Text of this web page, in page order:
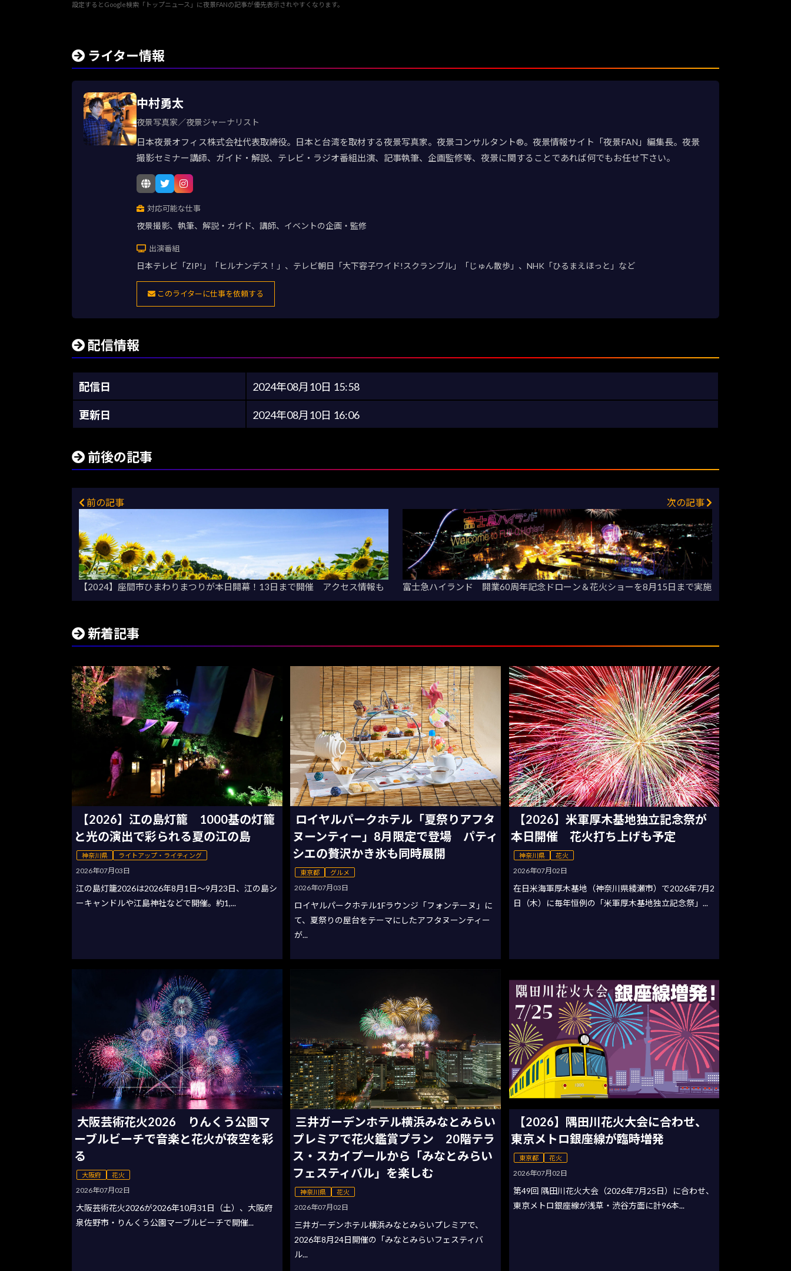
設定するとGoogle検索「トップニュース」に夜景FANの記事が優先表示されやすくなります。
ライター情報
中村勇太
夜景写真家／夜景ジャーナリスト
日本夜景オフィス株式会社代表取締役。日本と台湾を取材する夜景写真家。夜景コンサルタント®。夜景情報サイト「夜景FAN」編集長。夜景
撮影セミナー講師、ガイド・解説、テレビ・ラジオ番組出演、記事執筆、企画監修等、夜景に関することであれば何でもお任せ下さい。
対応可能な仕事
夜景撮影、執筆、解説・ガイド、講師、イベントの企画・監修
出演番組
日本テレビ「ZIP!」「ヒルナンデス！」、テレビ朝日「大下容子ワイド!スクランブル」「じゅん散歩」、NHK「ひるまえほっと」など
このライターに仕事を依頼する
配信情報
配信日 2024年08月10日 15:58
更新日 2024年08月10日 16:06
前後の記事
前の記事
【2024】座間市ひまわりまつりが本日開幕！13日まで開催 アクセス情報も
次の記事
富士急ハイランド 開業60周年記念ドローン＆花火ショーを8月15日まで実施
新着記事
【2026】江の島灯籠 1000基の灯籠
と光の演出で彩られる夏の江の島
神奈川県 ライトアップ・ライティング
2026年07月03日
江の島灯籠2026は2026年8月1日〜9月23日、江の島シ
ーキャンドルや江島神社などで開催。約1,...
ロイヤルパークホテル「夏祭りアフタ
ヌーンティー」8月限定で登場 パティ
シエの贅沢かき氷も同時展開
東京都 グルメ
2026年07月03日
ロイヤルパークホテル1Fラウンジ「フォンテーヌ」に
て、夏祭りの屋台をテーマにしたアフタヌーンティー
が...
【2026】米軍厚木基地独立記念祭が
本日開催 花火打ち上げも予定
神奈川県 花火
2026年07月02日
在日米海軍厚木基地（神奈川県綾瀬市）で2026年7月2
日（木）に毎年恒例の「米軍厚木基地独立記念祭」...
大阪芸術花火2026 りんくう公園マ
ーブルビーチで音楽と花火が夜空を彩
る
大阪府 花火
2026年07月02日
大阪芸術花火2026が2026年10月31日（土）、大阪府
泉佐野市・りんくう公園マーブルビーチで開催...
三井ガーデンホテル横浜みなとみらい
プレミアで花火鑑賞プラン 20階テラ
ス・スカイプールから「みなとみらい
フェスティバル」を楽しむ
神奈川県 花火
2026年07月02日
三井ガーデンホテル横浜みなとみらいプレミアで、
2026年8月24日開催の「みなとみらいフェスティバ
ル...
【2026】隅田川花火大会に合わせ、
東京メトロ銀座線が臨時増発
東京都 花火
2026年07月02日
第49回 隅田川花火大会（2026年7月25日）に合わせ、
東京メトロ銀座線が浅草・渋谷方面に計96本...